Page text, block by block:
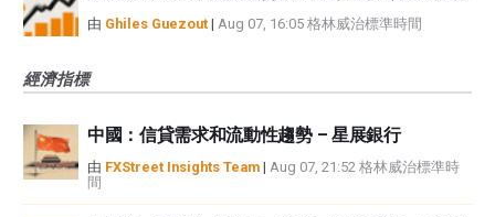
由 Ghiles Guezout | Aug 07, 16:05 格林威治標準時間
經濟指標
中國：信貸需求和流動性趨勢 – 星展銀行
由 FXStreet Insights Team | Aug 07, 21:52 格林威治標準時
間